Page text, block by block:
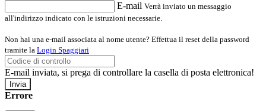
E-mail Verrà inviato un messaggio
all'indirizzo indicato con le istruzioni necessarie.
Non hai una e-mail associata al nome utente? Effettua il reset della password
tramite la Login Spaggiari
E-mail inviata, si prega di controllare la casella di posta elettronica!
Errore